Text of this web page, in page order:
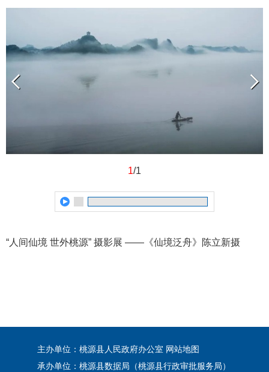
1/1
“人间仙境 世外桃源” 摄影展 ——《仙境泛舟》陈立新摄
主办单位：桃源县人民政府办公室 网站地图
承办单位：桃源县数据局（桃源县行政审批服务局）